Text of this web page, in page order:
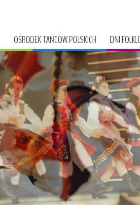
OŚRODEK TAŃCÓW POLSKICH DNI